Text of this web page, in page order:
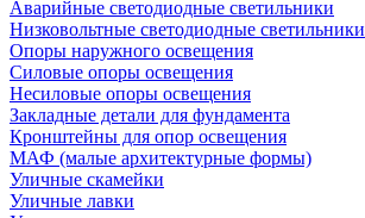
Аварийные светодиодные светильники
Низковольтные светодиодные светильники
Опоры наружного освещения
Силовые опоры освещения
Несиловые опоры освещения
Закладные детали для фундамента
Кронштейны для опор освещения
МАФ (малые архитектурные формы)
Уличные скамейки
Уличные лавки